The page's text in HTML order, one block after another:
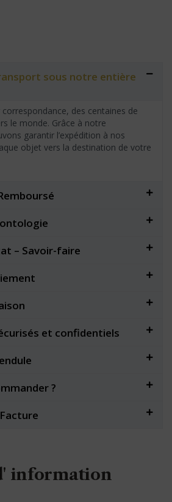
sous notre entière
des centaines de
le monde. Grâce à notre
garantir l’expédition à nos
objet vers la destination de votre
– Savoir-faire
et confidentiels
?
information